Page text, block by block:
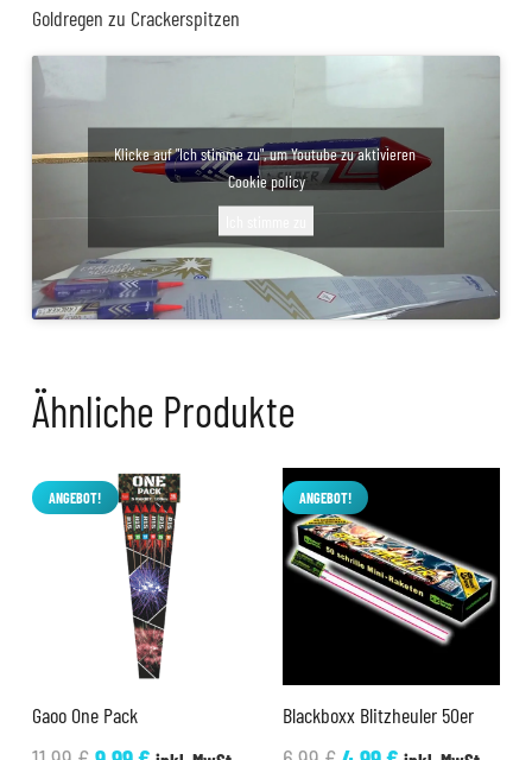
Goldregen zu Crackerspitzen
Klicke auf "Ich stimme zu", um Youtube zu aktivieren
Cookie policy
Ähnliche Produkte
ANGEBOT!
Gaoo One Pack
ANGEBOT!
Blackboxx Blitzheuler 50er